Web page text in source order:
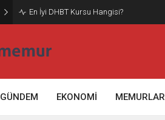
En İyi DHBT Kursu Hangisi?
GÜNDEM EKONOMİ MEMURLAR